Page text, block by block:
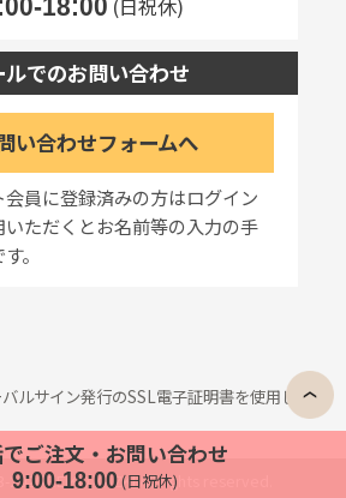
(日祝休)
ルでのお問い合わせ
い合わせフォームへ
員に登録済みの方はログイン
いただくとお名前等の入力の手
。
ルサイン発行のSSL電子証明書を使用し
2026 REIKO KAZKI All rights reserved.
ご注文・お問い合わせ
9:00-18:00(日祝休)